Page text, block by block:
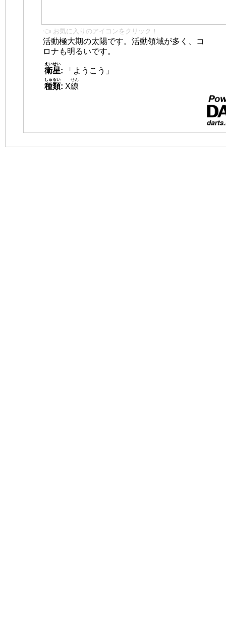
👈 お気に入りのアイコンをクリック！
活動極大期の太陽です。活動領域が多く、コ
ロナも明るいです。
衛星
えいせい
:
「ようこう」
種類
しゅるい
: X線
せん